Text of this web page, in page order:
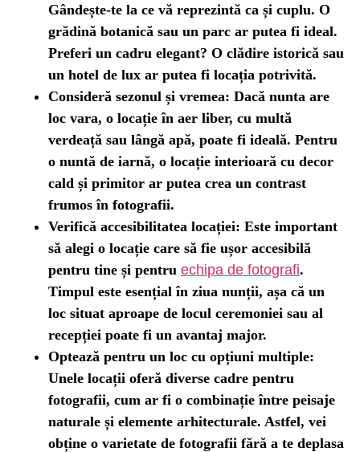
Gândește-te la ce vă reprezintă ca și cuplu. O
grădină botanică sau un parc ar putea fi ideal.
Preferi un cadru elegant? O clădire istorică sau
un hotel de lux ar putea fi locația potrivită.
Consideră sezonul și vremea: Dacă nunta are
loc vara, o locație în aer liber, cu multă
verdeață sau lângă apă, poate fi ideală. Pentru
o nuntă de iarnă, o locație interioară cu decor
cald și primitor ar putea crea un contrast
frumos în fotografii.
Verifică accesibilitatea locației: Este important
să alegi o locație care să fie ușor accesibilă
pentru tine și pentru echipa de fotografi.
Timpul este esențial în ziua nunții, așa că un
loc situat aproape de locul ceremoniei sau al
recepției poate fi un avantaj major.
Optează pentru un loc cu opțiuni multiple:
Unele locații oferă diverse cadre pentru
fotografii, cum ar fi o combinație între peisaje
naturale și elemente arhitecturale. Astfel, vei
obține o varietate de fotografii fără a te deplasa